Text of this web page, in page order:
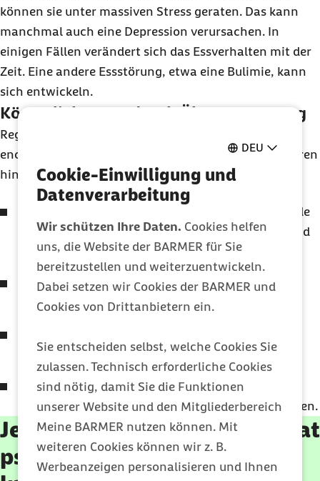
DEU
Cookie-Einwilligung und
Datenverarbeitung
Wir schützen Ihre Daten. Cookies helfen
uns, die Website der BARMER für Sie
bereitzustellen und weiterzuentwickeln.
Dabei setzen wir Cookies der BARMER und
Cookies von Drittanbietern ein.
Sie entscheiden selbst, welche Cookies Sie
zulassen. Technisch erforderliche Cookies
sind nötig, damit Sie die Funktionen
unserer Website und den Mitgliederbereich
Meine BARMER nutzen können. Mit
weiteren Cookies können wir z. B.
Werbeanzeigen personalisieren und Ihnen
können sie unter massiven Stress geraten. Das kann
manchmal auch eine Depression verursachen. In
einigen Fällen verändert sich das Essverhalten mit der
Zeit. Eine andere Essstörung, etwa eine Bulimie, kann
sich entwickeln.
Körperliche Last durch Überversorgung
Regelmäßige Essanfälle sind für den Körper eine
enorme Herausforderung und können auf Dauer Spuren
hinterlassen:
: Das durch die Essanfälle entstehende
Übergewicht belastet Herz, Kreislauf, Gelenke und
den Rücken.
Stoffwechsel: Das Risiko fürTyp-2-Diabetes
Bluthochdruckund einenHerzinfarkt
verursachen häufig Magen-Darm-Probleme.
Sterblichkeit : Chronische Folgeerkrankungen
können die Lebenserwartung insgesamt verkürzen.
Jemand in meinem Umfeld hat
psychische Probleme – was